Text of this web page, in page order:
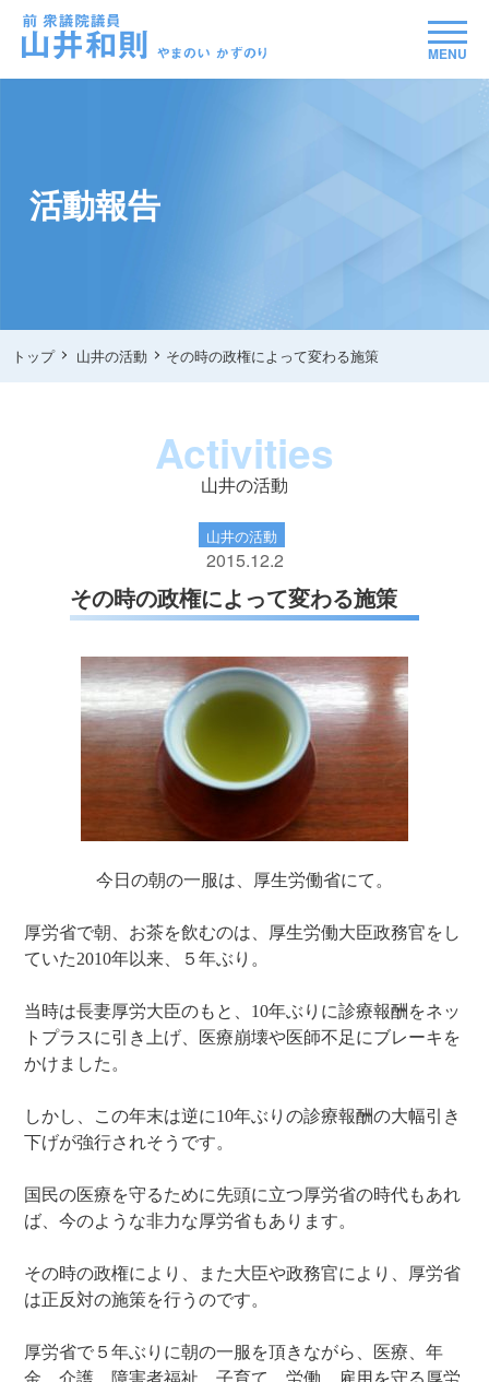
MENU
活動報告
トップ 山井の活動 その時の政権によって変わる施策
Activities
山井の活動
山井の活動
2015.12.2
その時の政権によって変わる施策
今日の朝の一服は、厚生労働省にて。
厚労省で朝、お茶を飲むのは、厚生労働大臣政務官をし
ていた2010年以来、５年ぶり。
当時は長妻厚労大臣のもと、10年ぶりに診療報酬をネッ
トプラスに引き上げ、医療崩壊や医師不足にブレーキを
かけました。
しかし、この年末は逆に10年ぶりの診療報酬の大幅引き
下げが強行されそうです。
国民の医療を守るために先頭に立つ厚労省の時代もあれ
ば、今のような非力な厚労省もあります。
その時の政権により、また大臣や政務官により、厚労省
は正反対の施策を行うのです。
厚労省で５年ぶりに朝の一服を頂きながら、医療、年
金、介護、障害者福祉、子育て、労働、雇用を守る厚労